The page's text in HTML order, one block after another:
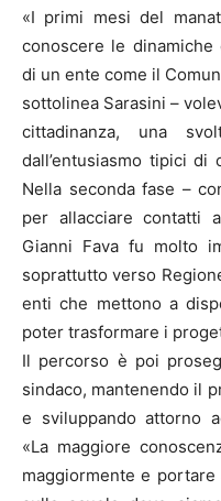
«I primi mesi del
conoscere le dinamiche
di un ente come il
sottolinea Sarasini –
cittadinanza, una
dall’entusiasmo tipici
Nella seconda fase –
per allacciare contatti
Gianni Fava fu molto
soprattutto verso
enti che mettono a
poter trasformare i
Il percorso è poi
sindaco, mantenendo il
e sviluppando attorno
«La maggiore
maggiormente e